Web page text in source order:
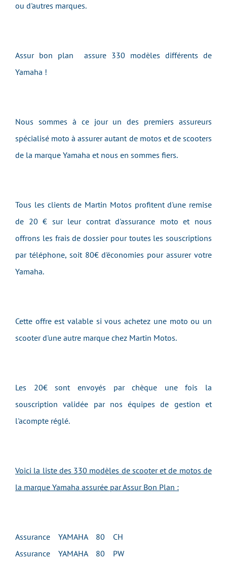
ou d'autres marques.
Assur bon plan assure 330 modèles différents de
Yamaha !
Nous sommes à ce jour un des premiers assureurs
spécialisé moto à assurer autant de motos et de scooters
de la marque Yamaha et nous en sommes fiers.
Tous les clients de Martin Motos profitent d'une remise
de 20 € sur leur contrat d'assurance moto et nous
offrons les frais de dossier pour toutes les souscriptions
par téléphone, soit 80€ d'économies pour assurer votre
Yamaha.
Cette offre est valable si vous achetez une moto ou un
scooter d'une autre marque chez Martin Motos.
Les 20€ sont envoyés par chèque une fois la
souscription validée par nos équipes de gestion et
l'acompte réglé.
Voici la liste des 330 modèles de scooter et de motos de
la marque Yamaha assurée par Assur Bon Plan :
Assurance YAMAHA 80 CH
Assurance YAMAHA 80 PW